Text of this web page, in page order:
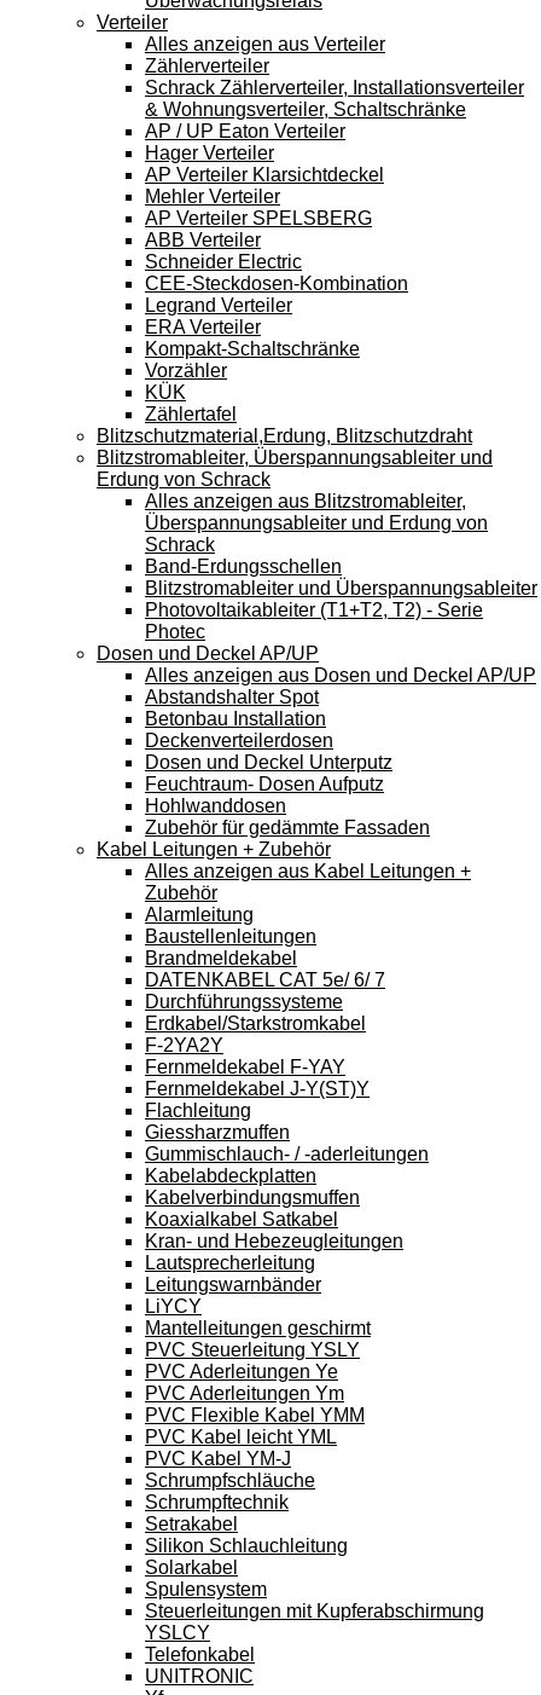
Verteiler
Alles anzeigen aus Verteiler
Zählerverteiler
Schrack Zählerverteiler, Installationsverteiler
& Wohnungsverteiler, Schaltschränke
AP / UP Eaton Verteiler
Hager Verteiler
AP Verteiler Klarsichtdeckel
Mehler Verteiler
AP Verteiler SPELSBERG
ABB Verteiler
Schneider Electric
CEE-Steckdosen-Kombination
Legrand Verteiler
ERA Verteiler
Kompakt-Schaltschränke
Vorzähler
KÜK
Zählertafel
Blitzschutzmaterial,Erdung, Blitzschutzdraht
Blitzstromableiter, Überspannungsableiter und
Erdung von Schrack
Alles anzeigen aus Blitzstromableiter,
Überspannungsableiter und Erdung von
Schrack
Band-Erdungsschellen
Blitzstromableiter und Überspannungsableiter
Photovoltaikableiter (T1+T2, T2) - Serie
Photec
Dosen und Deckel AP/UP
Alles anzeigen aus Dosen und Deckel AP/UP
Abstandshalter Spot
Betonbau Installation
Deckenverteilerdosen
Dosen und Deckel Unterputz
Feuchtraum- Dosen Aufputz
Hohlwanddosen
Zubehör für gedämmte Fassaden
Kabel Leitungen + Zubehör
Alles anzeigen aus Kabel Leitungen +
Zubehör
Alarmleitung
Baustellenleitungen
Brandmeldekabel
DATENKABEL CAT 5e/ 6/ 7
Durchführungssysteme
Erdkabel/Starkstromkabel
F-2YA2Y
Fernmeldekabel F-YAY
Fernmeldekabel J-Y(ST)Y
Flachleitung
Giessharzmuffen
Gummischlauch- / -aderleitungen
Kabelabdeckplatten
Kabelverbindungsmuffen
Koaxialkabel Satkabel
Kran- und Hebezeugleitungen
Lautsprecherleitung
Leitungswarnbänder
LiYCY
Mantelleitungen geschirmt
PVC Steuerleitung YSLY
PVC Aderleitungen Ye
PVC Aderleitungen Ym
PVC Flexible Kabel YMM
PVC Kabel leicht YML
PVC Kabel YM-J
Schrumpfschläuche
Schrumpftechnik
Setrakabel
Silikon Schlauchleitung
Solarkabel
Spulensystem
Steuerleitungen mit Kupferabschirmung
YSLCY
Telefonkabel
UNITRONIC